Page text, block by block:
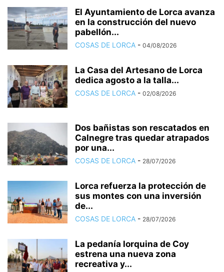
El Ayuntamiento de Lorca avanza
en la construcción del nuevo
pabellón...
COSAS DE LORCA - 04/08/2026
La Casa del Artesano de Lorca
dedica agosto a la talla...
COSAS DE LORCA - 02/08/2026
Dos bañistas son rescatados en
Calnegre tras quedar atrapados
por una...
COSAS DE LORCA - 28/07/2026
Lorca refuerza la protección de
sus montes con una inversión
de...
COSAS DE LORCA - 28/07/2026
La pedanía lorquina de Coy
estrena una nueva zona
recreativa y...